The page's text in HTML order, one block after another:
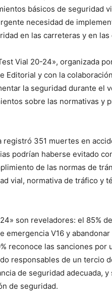
básicos de seguridad
necesidad de
en las carreteras y en las
Vial 20-24», organizada
Editorial y con la
la seguridad durante el
sobre las normativas y
351 muertes en
podrían haberse evitado
de las normas de
vial, normativa de tráfico y
son reveladores: el 85%
emergencia V16 y
reconoce las sanciones por
responsables de un tercio
de seguridad adecuada,
de seguridad.